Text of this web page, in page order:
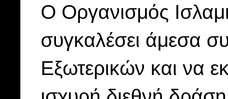
Ο Οργανισμός
συγκαλέσει άμεσα
Εξωτερικών και να